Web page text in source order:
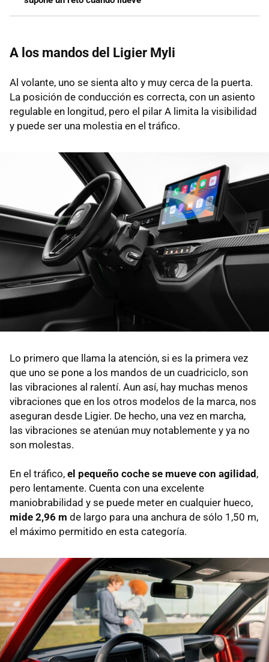
A los mandos del Ligier Myli
Al volante, uno se sienta alto y muy cerca de la puerta.
La posición de conducción es correcta, con un asiento
regulable en longitud, pero el pilar A limita la visibilidad
y puede ser una molestia en el tráfico.
Lo primero que llama la atención, si es la primera vez
que uno se pone a los mandos de un cuadriciclo, son
las vibraciones al ralentí. Aun así, hay muchas menos
vibraciones que en los otros modelos de la marca, nos
aseguran desde Ligier. De hecho, una vez en marcha,
las vibraciones se atenúan muy notablemente y ya no
son molestas.
En el tráfico, el pequeño coche se mueve con agilidad ,
pero lentamente. Cuenta con una excelente
maniobrabilidad y se puede meter en cualquier hueco,
mide 2,96 m de largo para una anchura de sólo 1,50 m,
el máximo permitido en esta categoría.